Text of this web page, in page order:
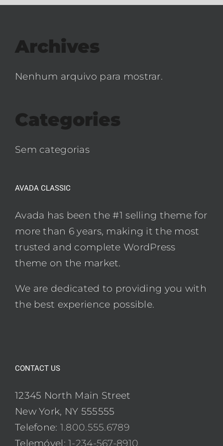
Archives
Nenhum arquivo para mostrar.
Categories
Sem categorias
AVADA CLASSIC
Avada has been the #1 selling theme for
more than 6 years, making it the most
trusted and complete WordPress
theme on the market.
We are dedicated to providing you with
the best experience possible.
CONTACT US
12345 North Main Street
New York, NY 555555
Telefone: 1.800.555.6789
Telemóvel:1-234-567-8910